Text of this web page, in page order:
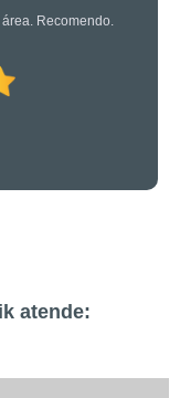
de primeira!
atende: